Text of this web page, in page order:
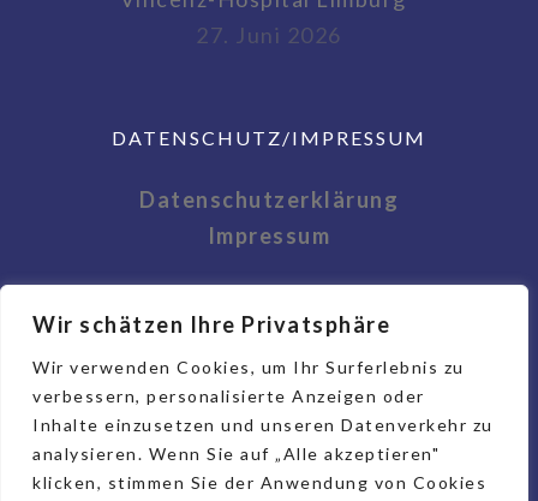
Wir schätzen Ihre Privatsphäre
Wir verwenden Cookies, um Ihr Surferlebnis zu
verbessern, personalisierte Anzeigen oder
Inhalte einzusetzen und unseren Datenverkehr zu
analysieren. Wenn Sie auf „Alle akzeptieren"
klicken, stimmen Sie der Anwendung von Cookies
27. Juni 2026
DATENSCHUTZ/IMPRESSUM
Datenschutzerklärung
Impressum